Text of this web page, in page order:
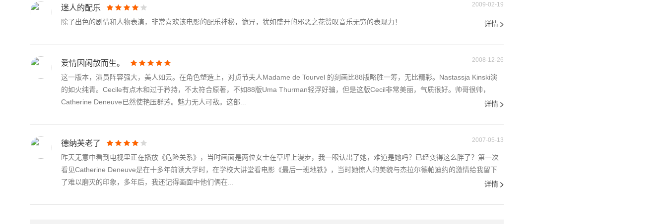
迷人的配乐 2009-02-19
除了出色的剧情和人物表演，非常喜欢该电影的配乐神秘，诡异，犹如盛开的邪恶之花赞叹音乐无穷的表现力！ 详情
爱情因闲散而生。 2008-12-26
这一版本，演员阵容强大，美人如云。在角色塑造上，对贞节夫人Madame de Tourvel 的刻画比88版略胜一筹，无比精彩。Nastassja Kinski演
的如火纯青。Cecile有点木和过于矜持，不太符合原著，不如88版Uma Thurman轻浮好骗，但是这版Cecil非常美丽，气质很好。帅哥很帅，
Catherine Deneuve已然使艳压群芳。魅力无人可敌。这部...
详情
德纳芙老了 2007-05-13
昨天无意中看到电视里正在播放《危险关系》，当时画面是两位女士在草坪上漫步，我一眼认出了她，难道是她吗？已经变得这么胖了？第一次
看见Catherine Deneuve是在十多年前读大学时，在学校大讲堂看电影《最后一班地铁》，当时她惊人的美貌与杰拉尔德帕迪约的激情给我留下
了难以磨灭的印象，多年后，我还记得画面中他们俩在...
详情